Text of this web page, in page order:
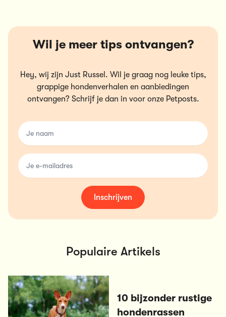
Wil je meer tips ontvangen?
Hey, wij zijn Just Russel. Wil je graag nog leuke tips,
grappige hondenverhalen en aanbiedingen
ontvangen? Schrijf je dan in voor onze Petposts.
name
email
Inschrijven
Populaire Artikels
10 bijzonder rustige
hondenrassen